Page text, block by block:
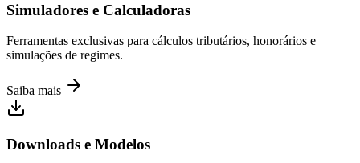
Simuladores e Calculadoras
Ferramentas exclusivas para cálculos tributários, honorários e
simulações de regimes.
Saiba mais
Downloads e Modelos